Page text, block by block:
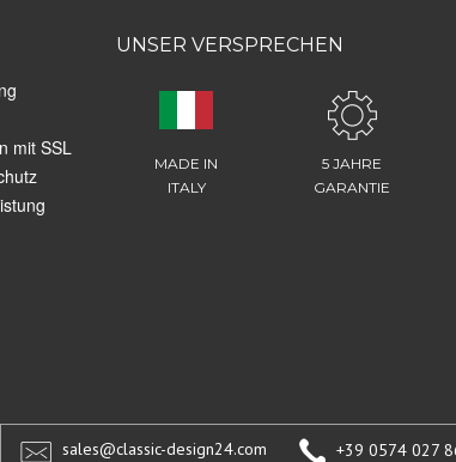
mit SSL
UNSER VERSPRECHEN
MADE IN
ITALY
5 JAHRE
GARANTIE
sales@classic-design24.com +39 0574 027